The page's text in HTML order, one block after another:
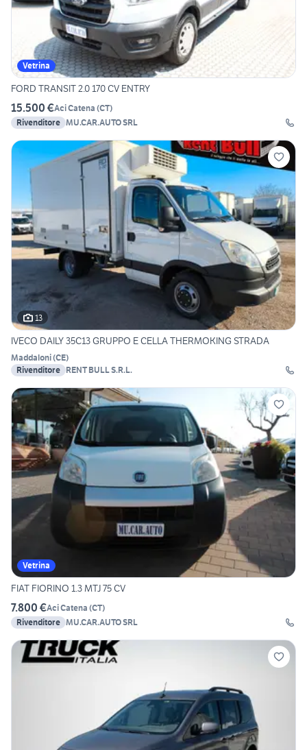
Vetrina
FORD TRANSIT 2.0 170 CV ENTRY
15.500 €Aci Catena (CT)
Rivenditore MU.CAR.AUTO SRL
13
IVECO DAILY 35C13 GRUPPO E CELLA THERMOKING STRADA
Maddaloni(CE)
Rivenditore RENT BULL S.R.L.
Vetrina
FIAT FIORINO 1.3 MTJ 75 CV
7.800 €Aci Catena (CT)
Rivenditore MU.CAR.AUTO SRL